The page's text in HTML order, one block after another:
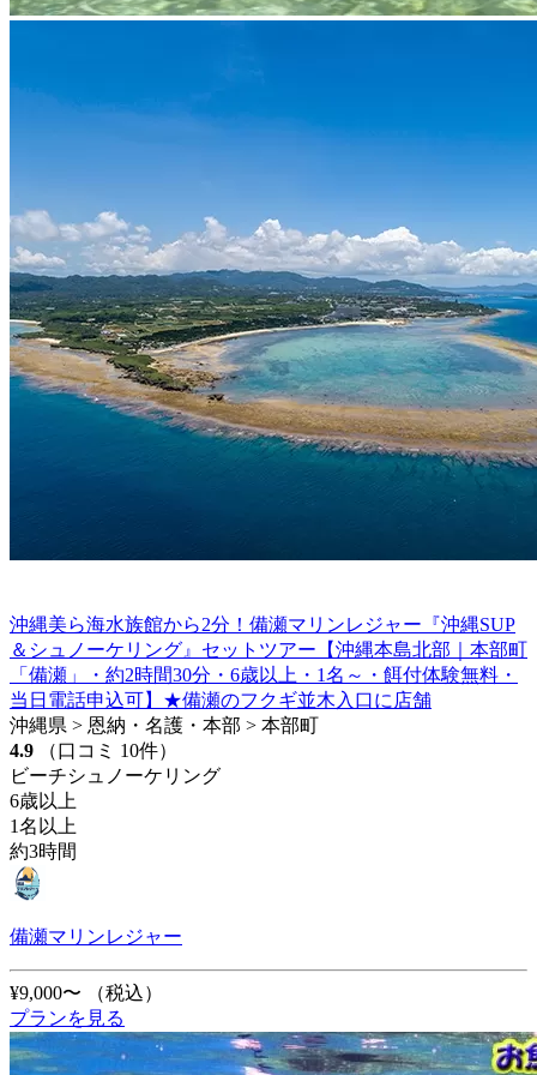
沖縄美ら海水族館から2分！備瀬マリンレジャー『沖縄SUP
＆シュノーケリング』セットツアー【沖縄本島北部｜本部町
「備瀬」・約2時間30分・6歳以上・1名～・餌付体験無料・
当日電話申込可】★備瀬のフクギ並木入口に店舗
沖縄県 > 恩納・名護・本部 > 本部町
4.9
（口コミ 10件）
ビーチシュノーケリング
6歳以上
1名以上
約3時間
備瀬マリンレジャー
¥9,000〜
（税込）
プランを見る